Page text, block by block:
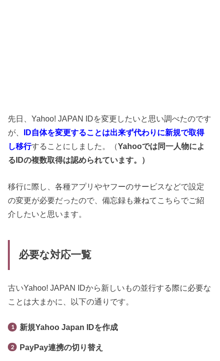
先日、Yahoo! JAPAN IDを変更したいと思い調べたのです
が、 ID自体を変更することは出来ず代わりに新規で取得
し移行することにしました。（Yahooでは同一人物によ
るIDの複数取得は認められています。）
移行に際し、各種アプリやヤフーのサービスなどで設定
の変更が必要だったので、備忘録も兼ねてこちらでご紹
介したいと思います。
必要な対応一覧
古いYahoo! JAPAN IDから新しいもの並行する際に必要な
ことは大まかに、以下の通りです。
新規Yahoo Japan IDを作成
PayPay連携の切り替え